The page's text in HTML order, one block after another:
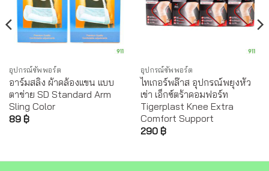
อุปกรณ์ซัพพอร์ต
อาร์มสลิง ผ้าคล้องแขน แบบ
ตาข่าย SD Standard Arm
Sling Color
89 ฿
อุปกรณ์ซัพพอร์ต
ไทเกอร์พล๊าส อุปกรณ์พยุงหัว
เข่า เอ็กซ์ตร้าคอมฟอร์ท
Tigerplast Knee Extra
Comfort Support
290 ฿